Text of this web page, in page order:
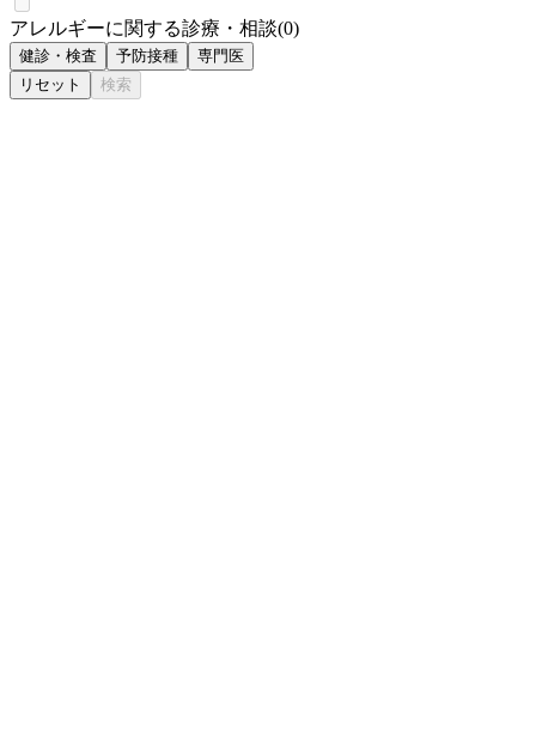
アレルギーに関する診療・相談(0)
健診・検査 予防接種
専門医
リセット
検索